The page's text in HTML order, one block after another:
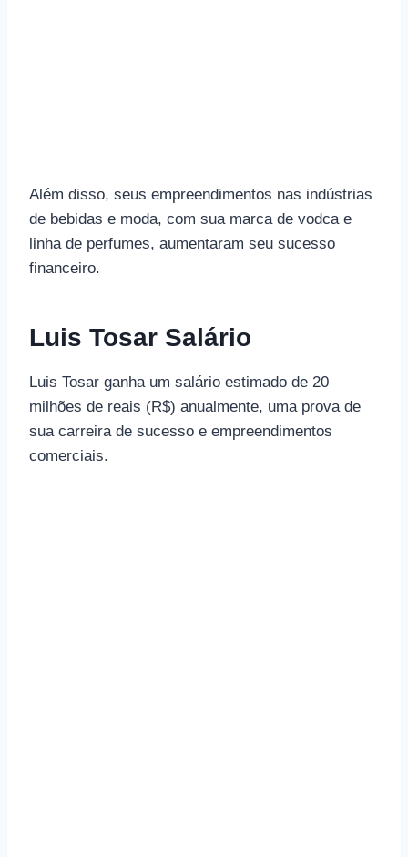
Além disso, seus empreendimentos nas indústrias
de bebidas e moda, com sua marca de vodca e
linha de perfumes, aumentaram seu sucesso
financeiro.
Luis Tosar Salário
Luis Tosar ganha um salário estimado de 20
milhões de reais (R$) anualmente, uma prova de
sua carreira de sucesso e empreendimentos
comerciais.